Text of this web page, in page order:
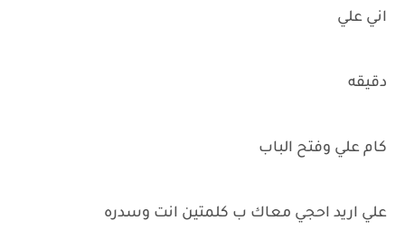
اني علي
دقيقه
كام علي وفتح الباب
علي اريد احجي معاك ب كلمتين انت وسدره